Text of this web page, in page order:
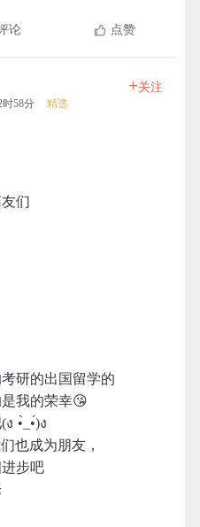
论 点赞
时58分 精选
+关注
们
研的出国留学的
我的荣幸😘
•̀_•́)ง
也成为朋友，
步吧